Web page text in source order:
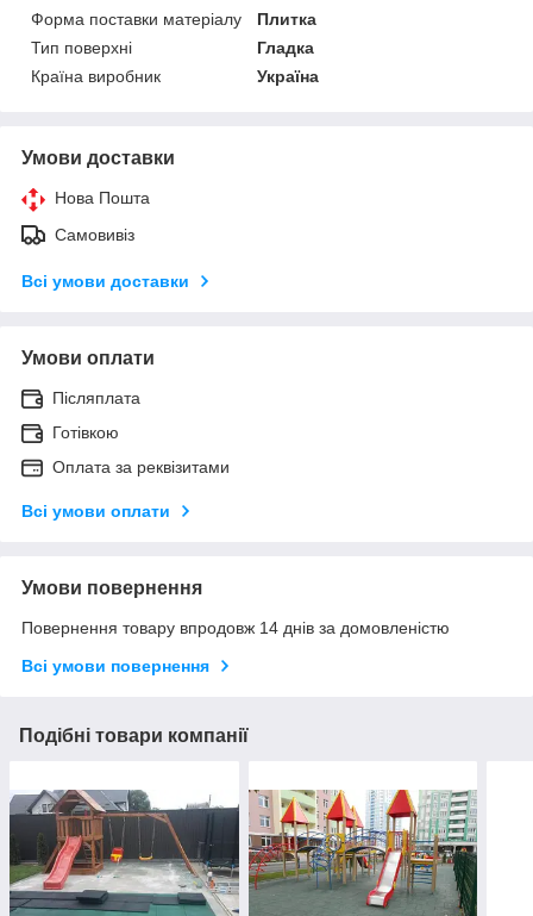
Форма поставки матеріалу
Плитка
Тип поверхні
Гладка
Країна виробник
Україна
Умови доставки
Нова Пошта
Самовивіз
Всі умови доставки
Умови оплати
Післяплата
Готівкою
Оплата за реквізитами
Всі умови оплати
Умови повернення
Повернення товару впродовж 14 днів за домовленістю
Всі умови повернення
Подібні товари компанії